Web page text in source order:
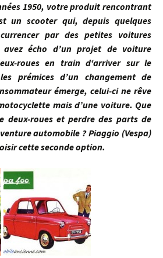
1950, votre produit rencontrant
un scooter qui, depuis quelques
par des petites voitures
écho d’un projet de voiture
roues en train d‘arriver sur le
prémices d’un changement de
émerge, celui-ci ne rêve
mais d’une voiture. Que
deux-roues et perdre des parts de
automobile ? Piaggio (Vespa)
cette seconde option.